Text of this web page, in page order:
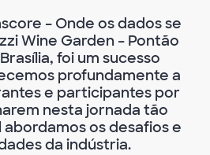
– Onde os dados se
Wine Garden – Pontão
foi um sucesso
profundamente a
e participantes por
nesta jornada tão
abordamos os desafios e
da indústria.